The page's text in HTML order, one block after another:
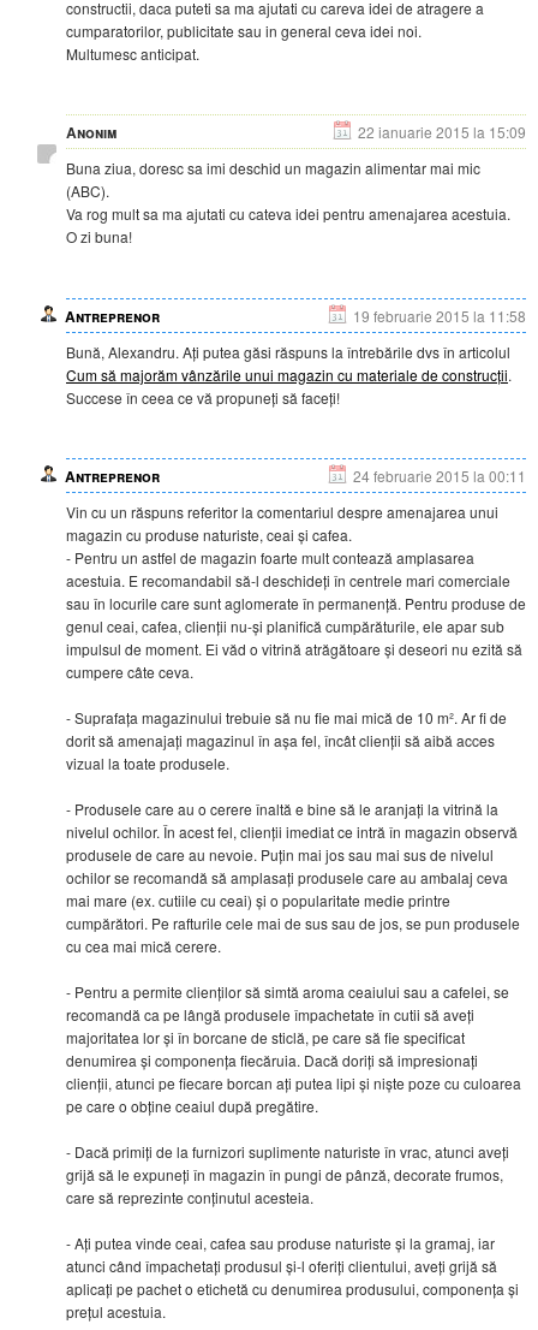
constructii, daca puteti sa ma ajutati cu careva idei de atragere a
cumparatorilor, publicitate sau in general ceva idei noi.
Multumesc anticipat.
Anonim
22 ianuarie 2015 la 15:09
Buna ziua, doresc sa imi deschid un magazin alimentar mai mic
(ABC).
Va rog mult sa ma ajutati cu cateva idei pentru amenajarea acestuia.
O zi buna!
Antreprenor
19 februarie 2015 la 11:58
Bună, Alexandru. Ați putea găsi răspuns la întrebările dvs în articolul
Cum să majorăm vânzările unui magazin cu materiale de construcții.
Succese în ceea ce vă propuneți să faceți!
Antreprenor
24 februarie 2015 la 00:11
Vin cu un răspuns referitor la comentariul despre amenajarea unui
magazin cu produse naturiste, ceai și cafea.
- Pentru un astfel de magazin foarte mult contează amplasarea
acestuia. E recomandabil să-l deschideți în centrele mari comerciale
sau în locurile care sunt aglomerate în permanență. Pentru produse de
genul ceai, cafea, clienții nu-și planifică cumpărăturile, ele apar sub
impulsul de moment. Ei văd o vitrină atrăgătoare și deseori nu ezită să
cumpere câte ceva.
- Suprafața magazinului trebuie să nu fie mai mică de 10 m². Ar fi de
dorit să amenajați magazinul în așa fel, încât clienții să aibă acces
vizual la toate produsele.
- Produsele care au o cerere înaltă e bine să le aranjați la vitrină la
nivelul ochilor. În acest fel, clienții imediat ce intră în magazin observă
produsele de care au nevoie. Puțin mai jos sau mai sus de nivelul
ochilor se recomandă să amplasați produsele care au ambalaj ceva
mai mare (ex. cutiile cu ceai) și o popularitate medie printre
cumpărători. Pe rafturile cele mai de sus sau de jos, se pun produsele
cu cea mai mică cerere.
- Pentru a permite clienților să simtă aroma ceaiului sau a cafelei, se
recomandă ca pe lângă produsele împachetate în cutii să aveți
majoritatea lor și în borcane de sticlă, pe care să fie specificat
denumirea și componența fiecăruia. Dacă doriți să impresionați
clienții, atunci pe fiecare borcan ați putea lipi și niște poze cu culoarea
pe care o obține ceaiul după pregătire.
- Dacă primiți de la furnizori suplimente naturiste în vrac, atunci aveți
grijă să le expuneți în magazin în pungi de pânză, decorate frumos,
care să reprezinte conținutul acesteia.
- Ați putea vinde ceai, cafea sau produse naturiste și la gramaj, iar
atunci când împachetați produsul și-l oferiți clientului, aveți grijă să
aplicați pe pachet o etichetă cu denumirea produsului, componența și
prețul acestuia.